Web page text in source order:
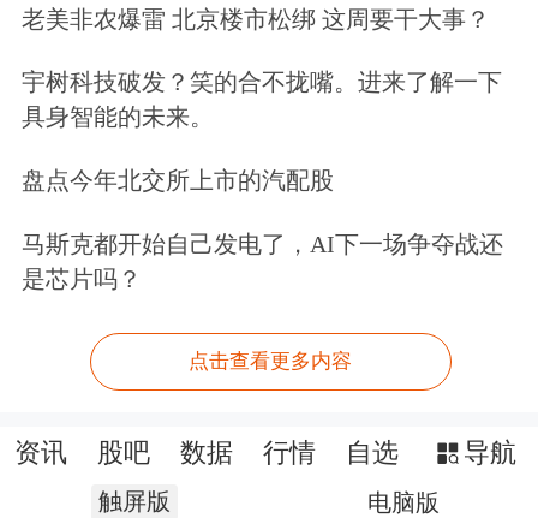
老美非农爆雷 北京楼市松绑 这周要干大事？
宇树科技破发？笑的合不拢嘴。进来了解一下
具身智能的未来。
盘点今年北交所上市的汽配股
马斯克都开始自己发电了，AI下一场争夺战还
是芯片吗？
点击查看更多内容
资讯 股吧 数据 行情 自选 导航
触屏版 电脑版